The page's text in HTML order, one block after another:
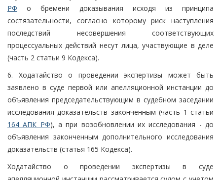
РФ о бремени доказывания исходя из принципа
состязательности, согласно которому риск наступления
последствий несовершения соответствующих
процессуальных действий несут лица, участвующие в деле
(часть 2 статьи 9 Кодекса).
6. Ходатайство о проведении экспертизы может быть
заявлено в суде первой или апелляционной инстанции до
объявления председательствующим в судебном заседании
исследования доказательств законченным (часть 1 статьи
164 АПК РФ), а при возобновлении их исследования - до
объявления законченным дополнительного исследования
доказательств (статья 165 Кодекса).
Ходатайство о проведении экспертизы в суде